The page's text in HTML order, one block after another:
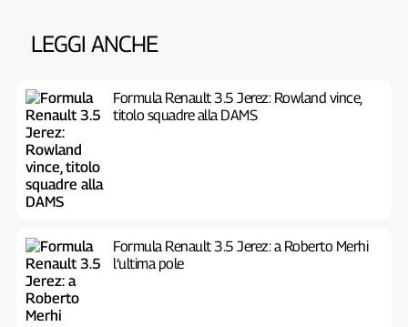
LEGGI ANCHE
Formula Renault 3.5 Jerez: Rowland vince,
titolo squadre alla DAMS
Formula Renault 3.5 Jerez: a Roberto Merhi
l’ultima pole